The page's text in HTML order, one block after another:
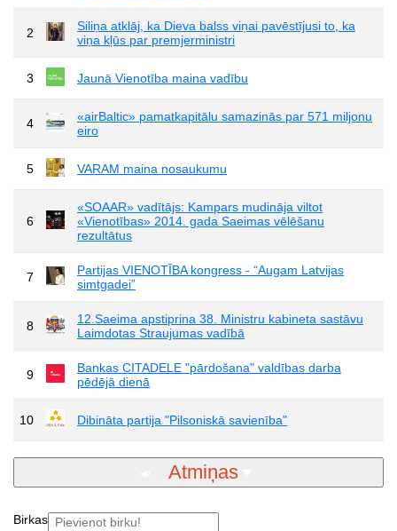
2
Siliņa atklāj, ka Dieva balss viņai pavēstījusi to, ka
viņa kļūs par premjerministri
3 Jaunā Vienotība maina vadību
4
«airBaltic» pamatkapitālu samazinās par 571 miljonu
eiro
5 VARAM maina nosaukumu
6
«SOAAR» vadītājs: Kampars mudināja viltot
«Vienotības» 2014. gada Saeimas vēlēšanu
rezultātus
7
Partijas VIENOTĪBA kongress - “Augam Latvijas
simtgadei”
8
12.Saeima apstiprina 38. Ministru kabineta sastāvu
Laimdotas Straujumas vadībā
9
Bankas CITADELE "pārdošana" valdības darba
pēdējā dienā
10 Dibināta partija "Pilsoniskā savienība"
Atmiņas
Birkas